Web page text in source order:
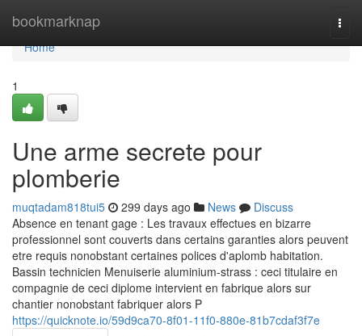
bookmarknap
Home
Home
1
Une arme secrete pour
plomberie
muqtadam818tui5 299 days ago News
Discuss
Absence en tenant gage : Les travaux effectues en bizarre
professionnel sont couverts dans certains garanties alors peuvent
etre requis nonobstant certaines polices d'aplomb habitation.
Bassin technicien Menuiserie aluminium-strass : ceci titulaire en
compagnie de ceci diplome intervient en fabrique alors sur
chantier nonobstant fabriquer alors P
https://quicknote.io/59d9ca70-8f01-11f0-880e-81b7cdaf3f7e